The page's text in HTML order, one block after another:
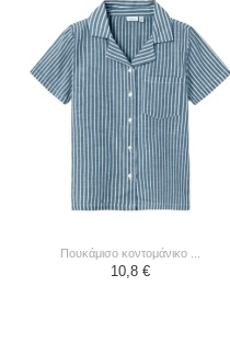
πουκάμισο κοντομάνικο ...
10,8 €